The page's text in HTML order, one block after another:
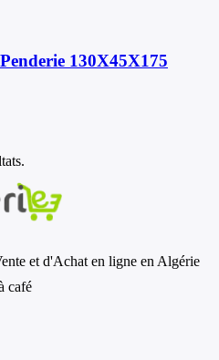
130X45X175
et d'Achat en ligne en Algérie
café